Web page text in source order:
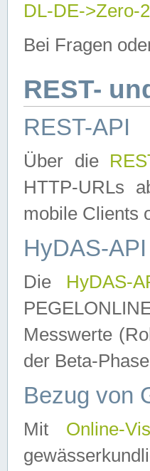
DL-DE->Zero-
Bei Fragen
REST-
REST-API
Über die
HTTP-URLs
mobile Clients
HyDAS-API
Die HyDAS-
Messwerte
der Beta-
Bezug von
Mit Online-